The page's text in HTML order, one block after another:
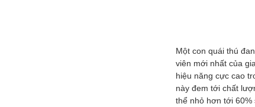
Một con quái thú
viên mới nhất của
hiệu năng cực cao
này đem tới chất
thể nhỏ hơn tới 60%